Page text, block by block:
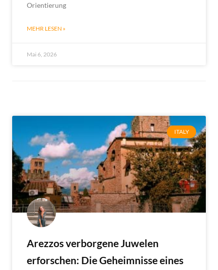
Orientierung
MEHR LESEN »
Mai 6, 2026
ITALY
Arezzos verborgene Juwelen
erforschen: Die Geheimnisse eines